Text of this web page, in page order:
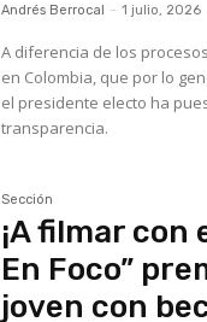
Andrés Berrocal - 1 julio, 2026
A diferencia de los
en Colombia, que por lo
el presidente electo ha
transparencia.
Sección
¡A filmar con
En Foco”
joven con